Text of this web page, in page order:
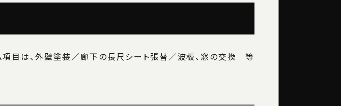
項目は、外壁塗装／廊下の長尺シート張替／波板、窓の交換 等